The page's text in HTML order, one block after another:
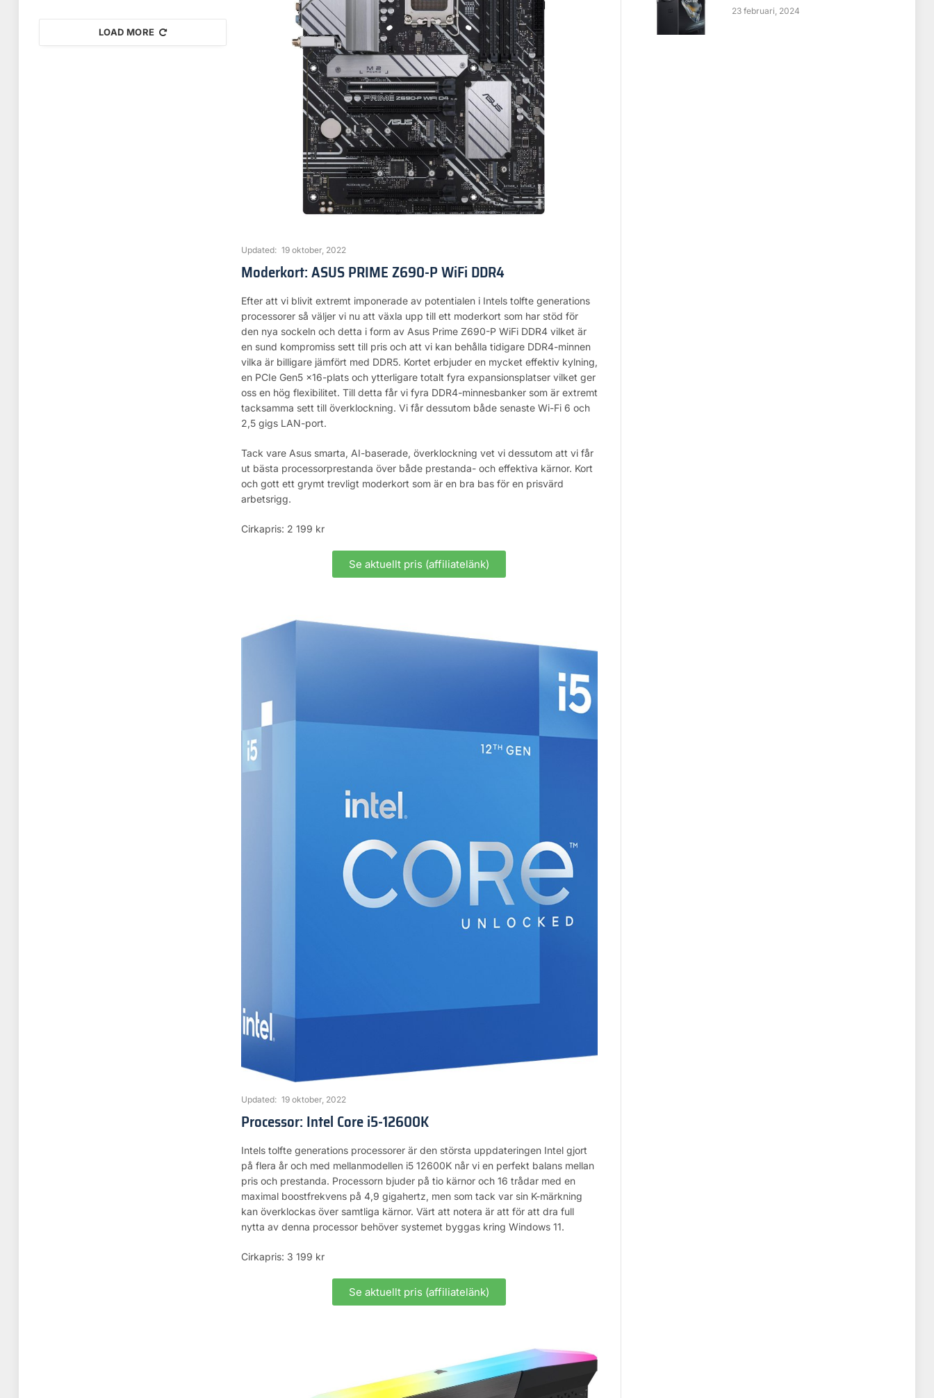
LOAD MORE
Updated: 19 oktober, 2022
Moderkort: ASUS PRIME Z690-P WiFi DDR4
Efter att vi blivit extremt imponerade av potentialen i Intels tolfte generations
processorer så väljer vi nu att växla upp till ett moderkort som har stöd för
den nya sockeln och detta i form av Asus Prime Z690-P WiFi DDR4 vilket är
en sund kompromiss sett till pris och att vi kan behålla tidigare DDR4-minnen
vilka är billigare jämfört med DDR5. Kortet erbjuder en mycket effektiv kylning,
en PCIe Gen5 x16-plats och ytterligare totalt fyra expansionsplatser vilket ger
oss en hög flexibilitet. Till detta får vi fyra DDR4-minnesbanker som är extremt
tacksamma sett till överklockning. Vi får dessutom både senaste Wi-Fi 6 och
2,5 gigs LAN-port.
Tack vare Asus smarta, AI-baserade, överklockning vet vi dessutom att vi får
ut bästa processorprestanda över både prestanda- och effektiva kärnor. Kort
och gott ett grymt trevligt moderkort som är en bra bas för en prisvärd
arbetsrigg.
Cirkapris: 2 199 kr
Se aktuellt pris (affiliatelänk)
Updated: 19 oktober, 2022
Processor: Intel Core i5-12600K
Intels tolfte generations processorer är den största uppdateringen Intel gjort
på flera år och med mellanmodellen i5 12600K når vi en perfekt balans mellan
pris och prestanda. Processorn bjuder på tio kärnor och 16 trådar med en
maximal boostfrekvens på 4,9 gigahertz, men som tack var sin K-märkning
kan överklockas över samtliga kärnor. Värt att notera är att för att dra full
nytta av denna processor behöver systemet byggas kring Windows 11.
Cirkapris: 3 199 kr
Se aktuellt pris (affiliatelänk)
23 februari, 2024